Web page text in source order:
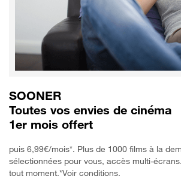
SOONER
Toutes vos envies de cinéma
1er mois offert
puis 6,99€/mois*. Plus de 1000 films à la
sélectionnées pour vous, accès multi-
tout moment.*Voir conditions.